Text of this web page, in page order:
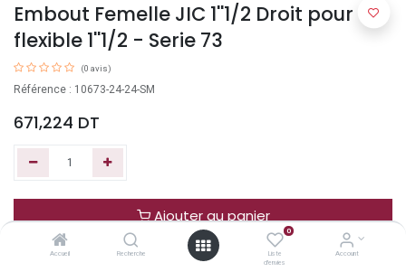
Accueil Recherche
0
Liste
d'envies
Account
Embout Femelle JIC 1''1/2 Droit pour
flexible 1''1/2 - Serie 73
(0 avis)
Référence : 10673-24-24-SM
671,224 DT
Ajouter au panier
Acheter maintenant